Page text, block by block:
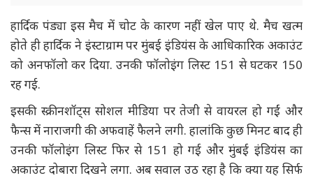
हार्दिक पंड्या इस मैच में चोट के कारण नहीं खेल पाए थे. मैच खत्म
होते ही हार्दिक ने इंस्टाग्राम पर मुंबई इंडियंस के आधिकारिक अकाउंट
को अनफॉलो कर दिया. उनकी फॉलोइंग लिस्ट 151 से घटकर 150
रह गई.
इसकी स्क्रीनशॉट्स सोशल मीडिया पर तेजी से वायरल हो गईं और
फैन्स में नाराजगी की अफवाहें फैलने लगी. हालांकि कुछ मिनट बाद ही
उनकी फॉलोइंग लिस्ट फिर से 151 हो गई और मुंबई इंडियंस का
अकाउंट दोबारा दिखने लगा. अब सवाल उठ रहा है कि क्या यह सिर्फ